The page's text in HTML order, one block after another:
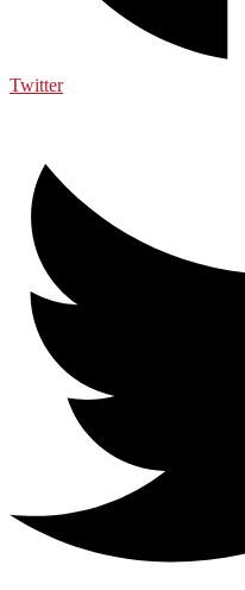
Twitter